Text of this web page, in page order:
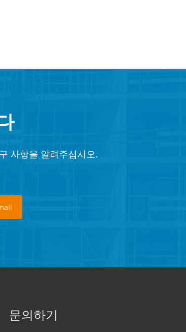
사항을 알려주십시오.
문의하기